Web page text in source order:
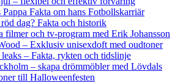
Fakta om hans Fotbollskarriär
dag? Fakta och historik
filmer och tv-program med Erik Johansson
– Exklusiv unisexdoft med oudtoner
– Fakta, rykten och tidslinje
– skapa drömmöbler med Lövdals
till Halloweenfesten